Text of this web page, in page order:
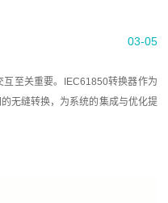
03-05
至关重要。IEC61850转换器作为
无缝转换，为系统的集成与优化提